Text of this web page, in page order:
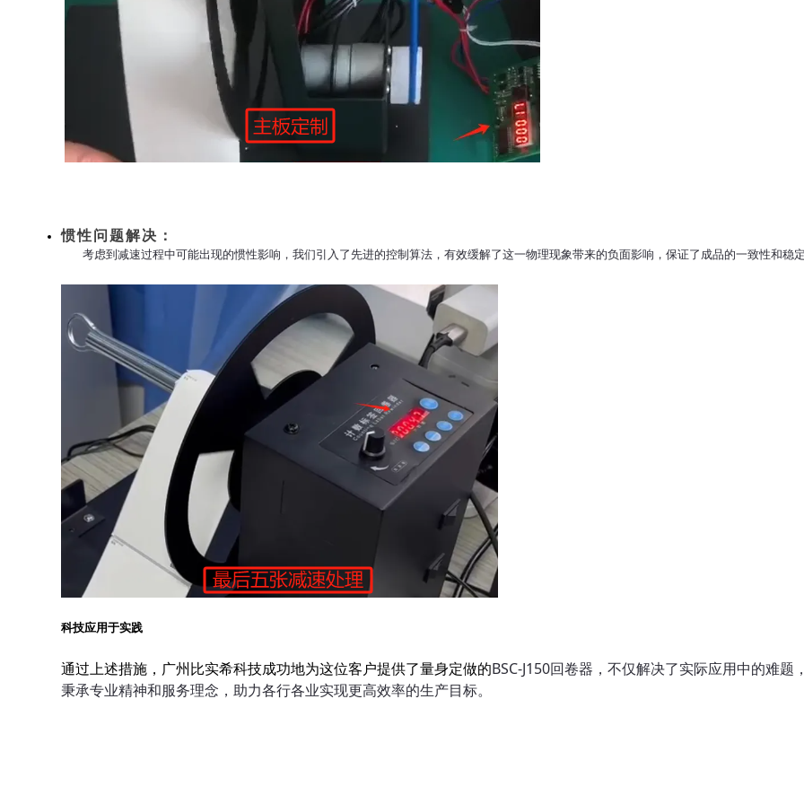
惯性问题解决：
考虑到减速过程中可能出现的惯性影响，我们引入了先进的控制算法，有效缓解了这一物理现象带来的负面影响，保证了成品的一致性和稳
科技应用于实践
通过上述措施，广州比实希科技成功地为这位客户提供了量身定做的BSC-J150回卷器，不仅解决了实际应用中的难
秉承专业精神和服务理念，助力各行各业实现更高效率的生产目标。